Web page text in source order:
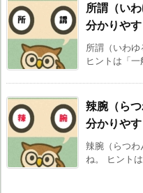
所謂（い
分かりや
所謂（いわゆ
ヒントは「一
辣腕（ら
分かりや
辣腕（らつわ
ね。 ヒント